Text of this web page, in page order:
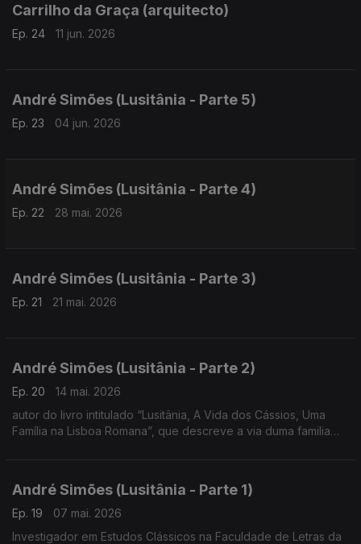
Carrilho da Graça (arquitecto)
Ep. 24 11 jun. 2026
André Simões (Lusitânia - Parte 5)
Ep. 23 04 jun. 2026
André Simões (Lusitânia - Parte 4)
Ep. 22 28 mai. 2026
André Simões (Lusitânia - Parte 3)
Ep. 21 21 mai. 2026
André Simões (Lusitânia - Parte 2)
Ep. 20
14 mai. 2026
autor do livro intitulado “Lusitânia, A Vida dos Cássios, Uma
Família na Lisboa Romana”, que descreve a via duma familia
André Simões (Lusitânia - Parte 1)
Ep. 19
07 mai. 2026
Investigador em Estudos Clássicos na Faculdade de Letras da